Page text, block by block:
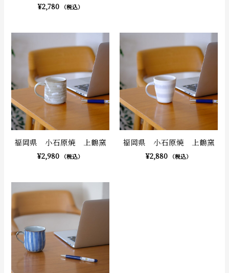
¥2,780 （税込）
福岡県 小石原焼 上鶴窯
¥2,980 （税込）
福岡県 小石原焼 上鶴窯
¥2,880 （税込）